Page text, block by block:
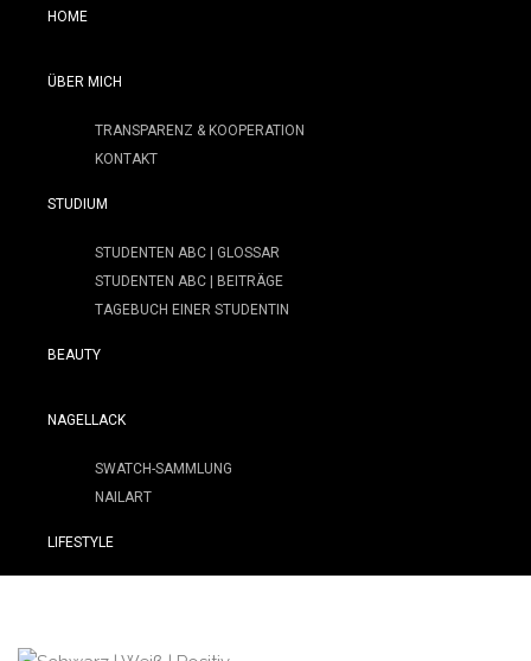
HOME
ÜBER MICH
TRANSPARENZ & KOOPERATION
KONTAKT
STUDIUM
STUDENTEN ABC | GLOSSAR
STUDENTEN ABC | BEITRÄGE
TAGEBUCH EINER STUDENTIN
BEAUTY
NAGELLACK
SWATCH-SAMMLUNG
NAILART
LIFESTYLE